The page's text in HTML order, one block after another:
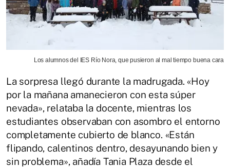
Los alumnos del IES Río Nora, que pusieron al mal tiempo buena cara
La sorpresa llegó durante la madrugada. «Hoy
por la mañana amanecieron con esta súper
nevada», relataba la docente, mientras los
estudiantes observaban con asombro el entorno
completamente cubierto de blanco. «Están
flipando, calentinos dentro, desayunando bien y
sin problema», añadía Tania Plaza desde el